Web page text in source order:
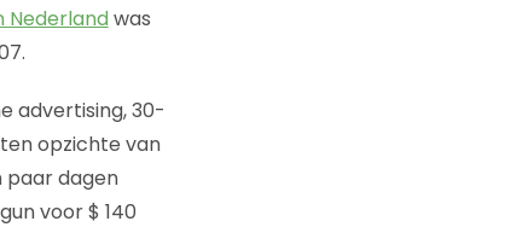
Nederland was
advertising, 30-
opzichte van
paar dagen
voor $ 140